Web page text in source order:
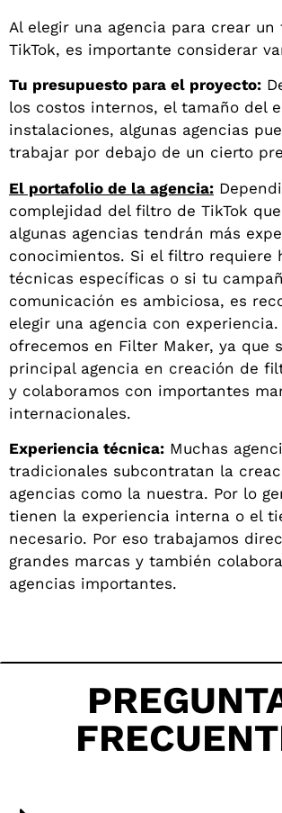
Al elegir una agencia para crear
TikTok, es importante considerar
Tu presupuesto para el proyecto:
los costos internos, el tamaño del
instalaciones, algunas agencias
trabajar por debajo de un cierto
El portafolio de la agencia:
complejidad del filtro de TikTok
algunas agencias tendrán más
conocimientos. Si el filtro requiere
técnicas específicas o si tu
comunicación es ambiciosa, es
elegir una agencia con
ofrecemos en Filter Maker, ya que
principal agencia en creación de
y colaboramos con importantes
internacionales.
Experiencia técnica: Muchas
tradicionales subcontratan la
agencias como la nuestra. Por lo
tienen la experiencia interna o el
necesario. Por eso trabajamos
grandes marcas y también
agencias importantes.